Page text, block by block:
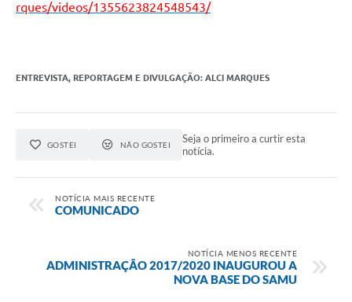
rques/videos/1355623824548543/
ENTREVISTA, REPORTAGEM E DIVULGAÇÃO: ALCI MARQUES
GOSTEI NÃO GOSTEI
Seja o primeiro a curtir esta
notícia.
NOTÍCIA MAIS RECENTE
COMUNICADO
NOTÍCIA MENOS RECENTE
ADMINISTRAÇÃO 2017/2020 INAUGUROU A
NOVA BASE DO SAMU